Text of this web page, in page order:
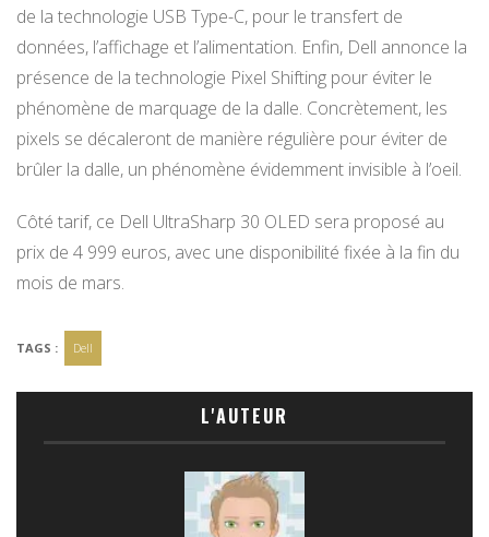
de la technologie USB Type-C, pour le transfert de
données, l’affichage et l’alimentation. Enfin, Dell annonce la
présence de la technologie Pixel Shifting pour éviter le
phénomène de marquage de la dalle. Concrètement, les
pixels se décaleront de manière régulière pour éviter de
brûler la dalle, un phénomène évidemment invisible à l’oeil.
Côté tarif, ce Dell UltraSharp 30 OLED sera proposé au
prix de 4 999 euros, avec une disponibilité fixée à la fin du
mois de mars.
TAGS : Dell
L'AUTEUR